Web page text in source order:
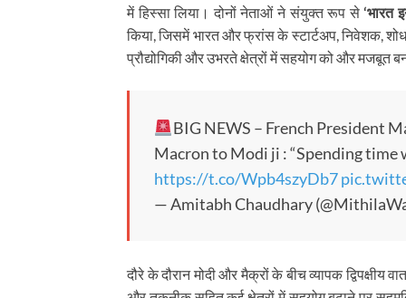
में हिस्सा लिया। दोनों नेताओं ने संयुक्त रूप से‘भारत
किया, जिसमें भारत और फ्रांस के स्टार्टअप, निवेशक,
प्रौद्योगिकी और उभरते क्षेत्रों में सहयोग को और मजबूत
BIG NEWS – French President
Macron to Modi ji : “Spending time
https://t.co/Wpb4szyDb7
— Amitabh Chaudhary
दौरे के दौरान मोदी और मैक्रों के बीच व्यापक द्विपक्षीय